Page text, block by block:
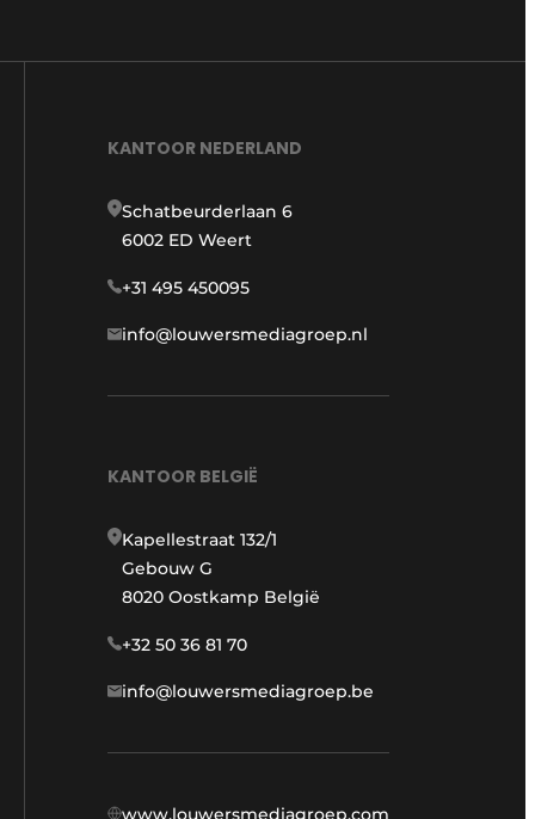
KANTOOR NEDERLAND
Schatbeurderlaan 6
6002 ED Weert
+31 495 450095
info@louwersmediagroep.nl
KANTOOR BELGIË
Kapellestraat 132/1
Gebouw G
8020 Oostkamp België
+32 50 36 81 70
info@louwersmediagroep.be